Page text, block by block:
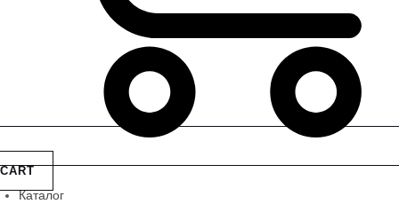
CART
Каталог